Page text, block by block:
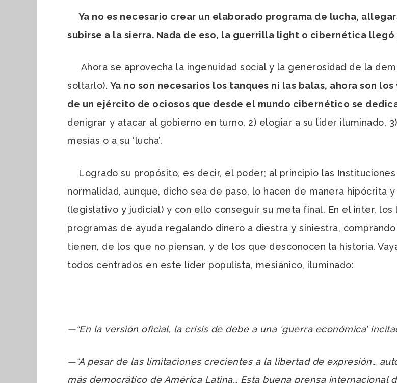
Ya no es necesario crear un elaborado programa de lucha,
subirse a la sierra. Nada de eso, la guerrilla light o cibernética llegó
Ahora se aprovecha la ingenuidad social y la generosidad de la
soltarlo). Ya no son necesarios los tanques ni las balas, ahora son
de un ejército de ociosos que desde el mundo cibernético se
denigrar y atacar al gobierno en turno, 2) elogiar a su líder iluminado,
mesías o a su ‘lucha’.
Logrado su propósito, es decir, el poder; al principio las
normalidad, aunque, dicho sea de paso, lo hacen de manera hipócrita
(legislativo y judicial) y con ello conseguir su meta final. En el inter,
programas de ayuda regalando dinero a diestra y siniestra,
tienen, de los que no piensan, y de los que desconocen la historia.
todos centrados en este líder populista, mesiánico, iluminado:
—“En la versión oficial, la crisis de debe a una ‘guerra económica’
—“A pesar de las limitaciones crecientes a la libertad de expresión…
más democrático de América Latina… Esta buena prensa internacional